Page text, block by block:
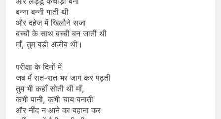
बन्ना बन्नी गाती थी
और दहेज में खिलौने सजा
बच्चों के साथ बच्ची बन जाती थी
माँ, तुम बड़ी अजीब थी।
परीक्षा के दिनों में
जब मैं रात-रात भर जाग कर पढ़ती
तुम भी कहाँ सोती थी माँ,
कभी पानी, कभी चाय बनाती
और नींद न आने का बहाना कर